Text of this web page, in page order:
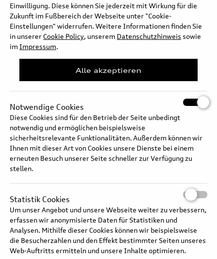
Langtext
Audi RS 3 Sportback competition limited: Kraftstoffverbrauch kombiniert in l/100 km: 9,6–
9,3; CO₂-Emissionen kombiniert in g/km: 217–211; CO₂-Klasse: G
audi.de
Einwilligung. Diese können Sie jederzeit mit Wirkung für die
Zukunft im Fußbereich der Webseite unter "Cookie-
Einstellungen" widerrufen. Weitere Informationen finden Sie
in unserer Cookie Policy, unserem Datenschutzhinweis sowie
im Impressum.
Alle akzeptieren
Notwendige Cookies
Diese Cookies sind für den Betrieb der Seite unbedingt
notwendig und ermöglichen beispielsweise
sicherheitsrelevante Funktionalitäten. Außerdem können wir
Ihnen mit dieser Art von Cookies unsere Dienste bei einem
erneuten Besuch unserer Seite schneller zur Verfügung zu
stellen.
Statistik Cookies
Um unser Angebot und unsere Webseite weiter zu verbessern,
erfassen wir anonymisierte Daten für Statistiken und
Analysen. Mithilfe dieser Cookies können wir beispielsweise
die Besucherzahlen und den Effekt bestimmter Seiten unseres
Web-Auftritts ermitteln und unsere Inhalte optimieren.